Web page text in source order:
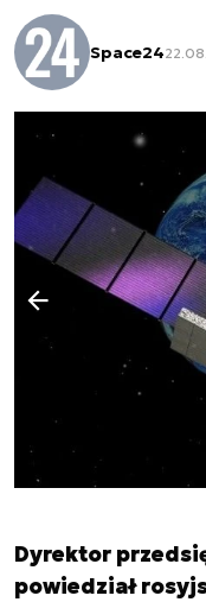
Space24
Poprzedni slajd
Dyrektor
powiedział